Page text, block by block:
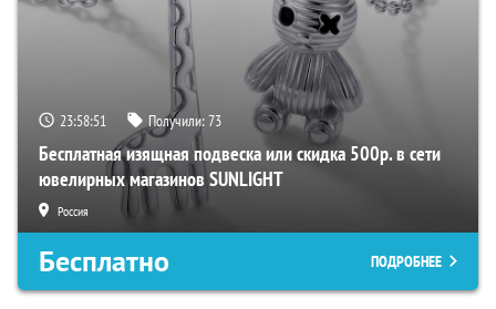
23:58:50 Получили:73
Бесплатная изящная подвеска или скидка 500р. в сети
ювелирных магазинов SUNLIGHT
Россия
Бесплатно ПОДРОБНЕЕ